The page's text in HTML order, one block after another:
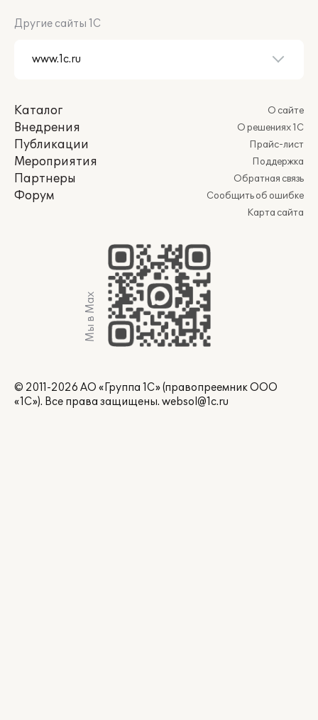
Другие сайты 1С
Каталог
Внедрения
Публикации
Мероприятия
Партнеры
Форум
О сайте
О решениях 1С
Прайс-лист
Поддержка
Обратная связь
Сообщить об ошибке
Карта сайта
Мы в Max
© 2011-2026 АО «Группа 1С» (правопреемник ООО
«1С»). Все права защищены. websol@1c.ru